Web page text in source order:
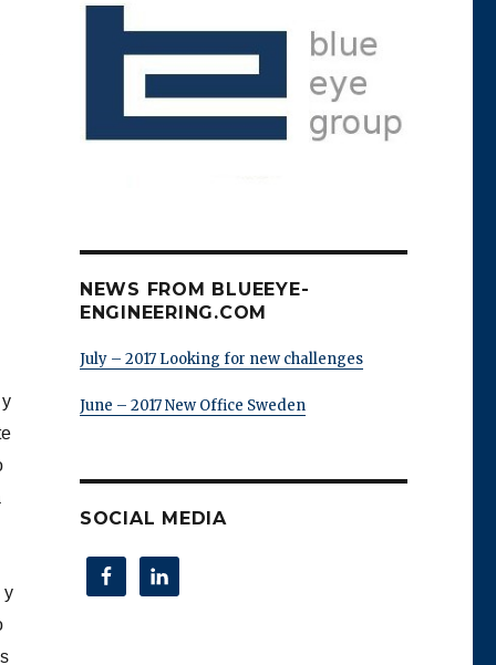
y
NEWS FROM BLUEEYE-
ENGINEERING.COM
July – 2017 Looking for new challenges
June – 2017 New Office Sweden
SOCIAL MEDIA